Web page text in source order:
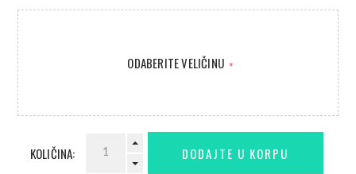
ODABERITE VELIČINU *
KOLIČINA: